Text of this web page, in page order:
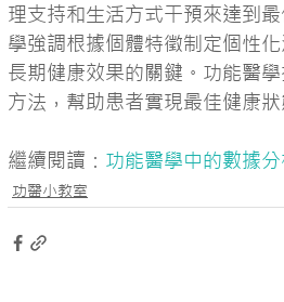
理支持和生活方式干預來達到
學強調根據個體特徵制定個性
長期健康效果的關鍵。功能醫
方法，幫助患者實現最佳健康狀
繼續閱讀： 功能醫學中的數據
功醫小教室